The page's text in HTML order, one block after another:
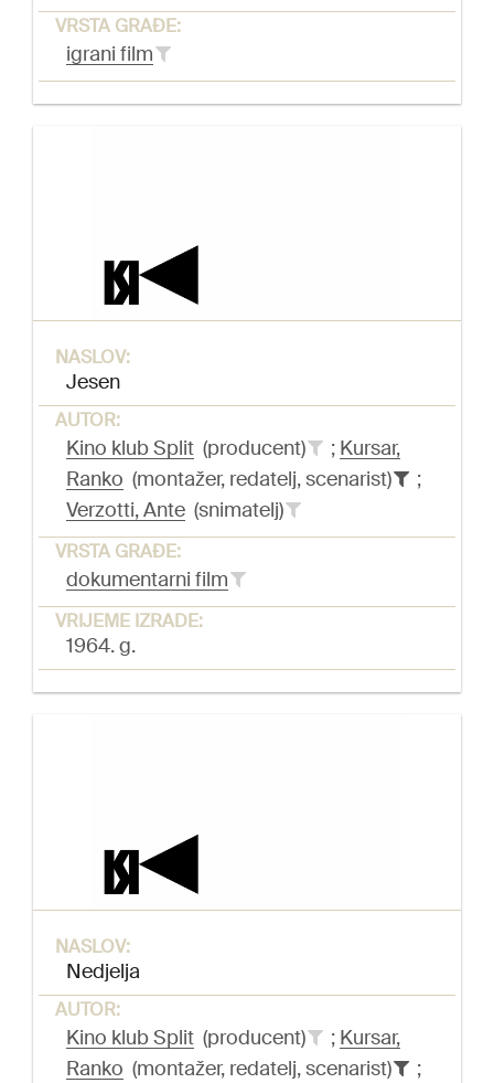
VRSTA GRAĐE:
igrani film
NASLOV:
Jesen
AUTOR:
Kino klub Split (producent) ; Kursar,
Ranko (montažer, redatelj, scenarist)
;
Verzotti, Ante (snimatelj)
VRSTA GRAĐE:
dokumentarni film
VRIJEME IZRADE:
1964. g.
NASLOV:
Nedjelja
AUTOR:
Kino klub Split (producent) ; Kursar,
Ranko (montažer, redatelj, scenarist)
;